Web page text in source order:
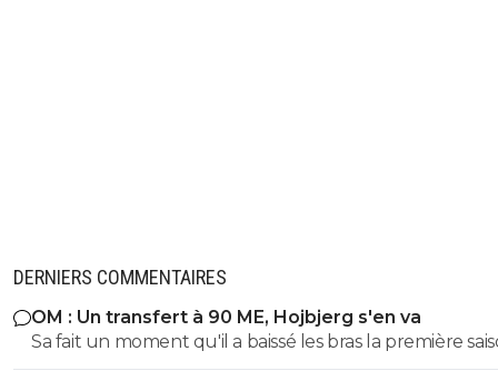
DERNIERS COMMENTAIRES
OM : Un transfert à 90 ME, Hojbjerg s'en va
Sa fait un moment qu'il a baissé les bras la première
etait top mais depuis quelques match etait en dessus.